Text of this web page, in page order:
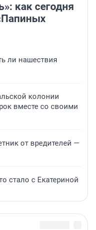
как сегодня
ли нашествия
колонии
вместе со своими
от вредителей —
стало с Екатериной